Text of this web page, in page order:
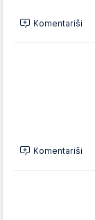
Komentariši
Komentariši